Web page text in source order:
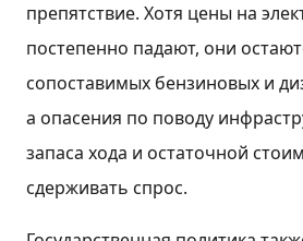
препятствие. Хотя цены на
постепенно падают, они
сопоставимых бензиновых и
а опасения по поводу
запаса хода и остаточной
сдерживать спрос.